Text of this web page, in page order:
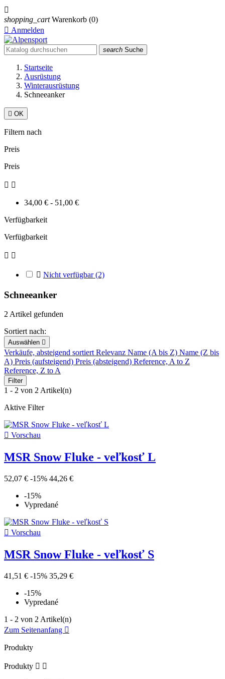

shopping_cart Warenkorb (0)
 Anmelden
search Suche
Startseite
Ausrüstung
Winterausrüstung
Schneeanker
 OK
Filtern nach
Preis
Preis
 
34,00 € - 51,00 €
Verfügbarkeit
Verfügbarkeit
 
 Nicht verfügbar(2)
Schneeanker
2 Artikel gefunden
Sortiert nach:
Auswählen 
Verkäufe, absteigend sortiertRelevanz Name (A bis Z) Name (Z bis
A) Preis (aufsteigend) Preis (absteigend) Reference, A to Z
Reference, Z to A
Filter
1 - 2 von 2 Artikel(n)
Aktive Filter
 Vorschau
MSR Snow Fluke - veľkosť L
52,07 € -15% 44,26 €
-15%
Vypredané
 Vorschau
MSR Snow Fluke - veľkosť S
41,51 € -15% 35,29 €
-15%
Vypredané
1 - 2 von 2 Artikel(n)
Zum Seitenanfang 
Produkty
Produkty  